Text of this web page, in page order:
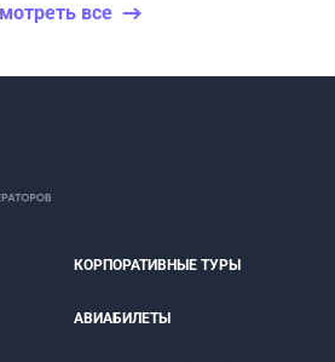
все
КОРПОРАТИВНЫЕ ТУРЫ
АВИАБИЛЕТЫ